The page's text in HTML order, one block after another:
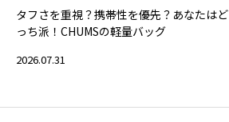
タフさを重視？携帯性を優先？あなたはど
っち派！CHUMSの軽量バッグ
2026.07.31